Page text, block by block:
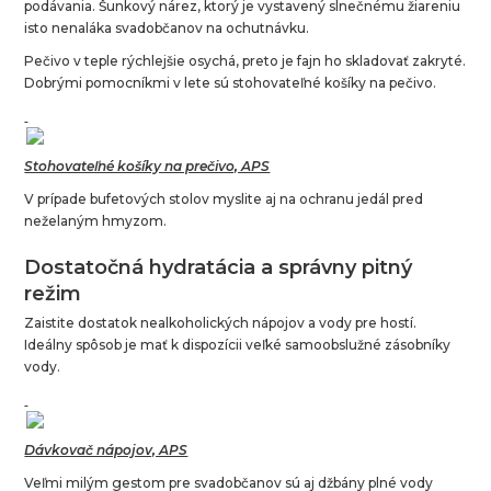
podávania. Šunkový nárez, ktorý je vystavený slnečnému žiareniu
isto nenaláka svadobčanov na ochutnávku.
Pečivo v teple rýchlejšie osychá, preto je fajn ho skladovať zakryté.
Dobrými pomocníkmi v lete sú stohovateľné košíky na pečivo.
Stohovateľné košíky na prečivo, APS
V prípade bufetových stolov myslite aj na ochranu jedál pred
neželaným hmyzom.
Dostatočná hydratácia a správny pitný
režim
Zaistite dostatok nealkoholických nápojov a vody pre hostí.
Ideálny spôsob je mať k dispozícii veľké samoobslužné zásobníky
vody.
Dávkovač nápojov, APS
Veľmi milým gestom pre svadobčanov sú aj džbány plné vody